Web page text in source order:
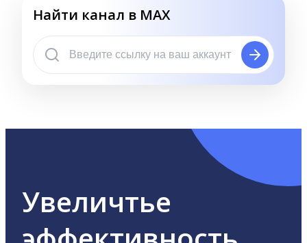
Найти канал в MAX
Увеличтье